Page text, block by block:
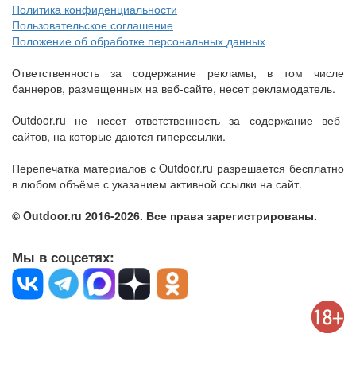
Политика конфиденциальности
Пользовательское соглашение
Положение об обработке персональных данных
Ответственность за содержание рекламы, в том числе
баннеров, размещенных на веб-сайте, несет рекламодатель.
Outdoor.ru не несет ответственность за содержание веб-
сайтов, на которые даются гиперссылки.
Перепечатка материалов с Outdoor.ru разрешается бесплатно
в любом объёме с указанием активной ссылки на сайт.
© Outdoor.ru 2016-2026. Все права зарегистрированы.
Мы в соцсетях: